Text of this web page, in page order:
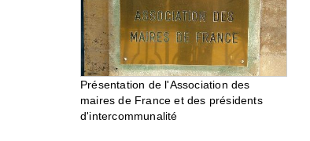
Présentation de l'Association des
maires de France et des présidents
d'intercommunalité